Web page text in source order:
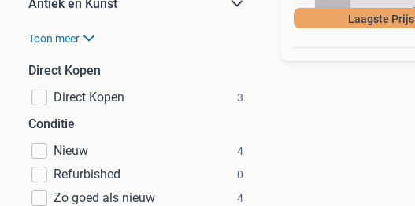
Antiek en Kunst
Toon meer
Direct Kopen
Direct Kopen
3
Conditie
Nieuw
4
Refurbished 0
Zo goed als nieuw 4
Laagste Prijs